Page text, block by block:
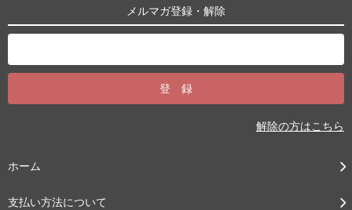
メルマガ登録・解除
解除の方はこちら
ホーム
支払い方法について